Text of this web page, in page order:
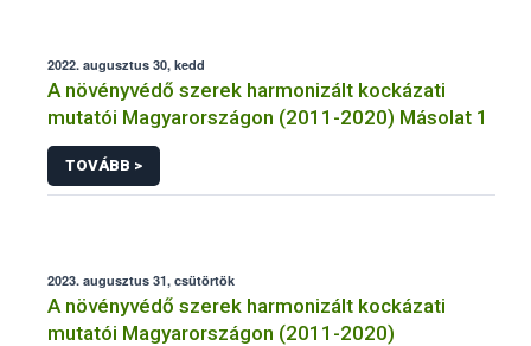
2022. augusztus 30, kedd
A növényvédő szerek harmonizált kockázati
mutatói Magyarországon (2011-2020) Másolat 1
TOVÁBB >
2023. augusztus 31, csütörtök
A növényvédő szerek harmonizált kockázati
mutatói Magyarországon (2011-2020)